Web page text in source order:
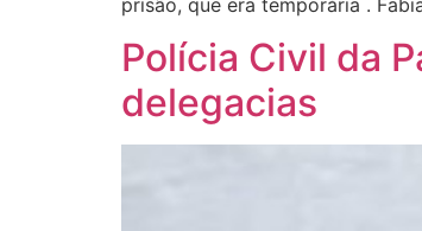
prisão, que era temporária .
Polícia Civil da
delegacias